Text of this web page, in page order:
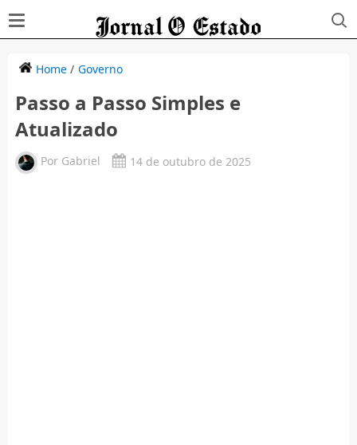
Home/ Governo
Passo a Passo Simples e
Atualizado
Por Gabriel 14 de outubro de 2025